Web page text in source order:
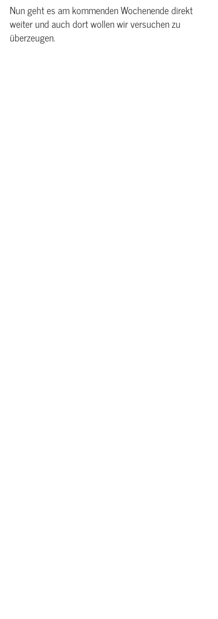
Nun geht es am kommenden Wochenende direkt
weiter und auch dort wollen wir versuchen zu
überzeugen.